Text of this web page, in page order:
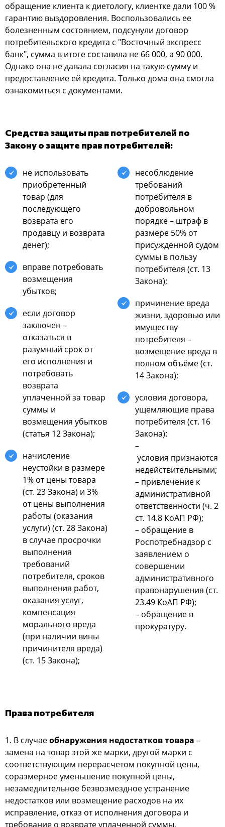
обращение клиента к диетологу, клиентке дали 100 %
гарантию выздоровления. Воспользовались ее
болезненным состоянием, подсунули договор
потребительского кредита с "Восточный экспресс
банк", сумма в итоге составила не 66 000, а 90 000.
Однако она не давала согласия на такую сумму и
предоставление ей кредита. Только дома она смогла
ознакомиться с документами.
Средства защиты прав потребителей по
Закону о защите прав потребителей:
не использовать
приобретенный
товар (для
последующего
возврата его
продавцу и возврата
денег);
вправе потребовать
возмещения
убытков;
если договор
заключен –
отказаться в
разумный срок от
его исполнения и
потребовать
возврата
уплаченной за товар
суммы и
возмещения убытков
(статья 12 Закона);
начисление
неустойки в размере
1% от цены товара
(ст. 23 Закона) и 3%
от цены выполнения
работы (оказания
услуги) (ст. 28 Закона)
в случае просрочки
выполнения
требований
потребителя, сроков
выполнения работ,
оказания услуг,
компенсация
морального вреда
(при наличии вины
причинителя вреда)
(ст. 15 Закона);
несоблюдение
требований
потребителя в
добровольном
порядке – штраф в
размере 50% от
присужденной судом
суммы в пользу
потребителя (ст. 13
Закона);
причинение вреда
жизни, здоровью или
имуществу
потребителя –
возмещение вреда в
полном объёме (ст.
14 Закона);
условия договора,
ущемляющие права
потребителя (ст. 16
Закона):
–
условия признаются
недействительными;
– привлечение к
административной
ответственности (ч. 2
ст. 14.8 КоАП РФ);
– обращение в
Роспотребнадзор с
заявлением о
совершении
административного
правонарушения (ст.
23.49 КоАП РФ);
– обращение в
прокуратуру.
Права потребителя
1. В случаеобнаружения недостатков товара –
замена на товар этой же марки, другой марки с
соответствующим перерасчетом покупной цены,
соразмерное уменьшение покупной цены,
незамедлительное безвозмездное устранение
недостатков или возмещение расходов на их
исправление, отказ от исполнения договора и
требование о возврате уплаченной суммы,